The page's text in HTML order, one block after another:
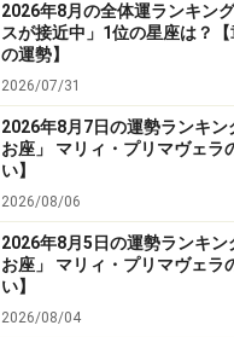
2026年8月の全体運ランキン
スが接近中」1位の星座は？
の運勢】
2026/07/31
2026年8月7日の運勢ランキン
お座」 マリィ・プリマヴェラ
い】
2026/08/06
2026年8月5日の運勢ランキン
お座」 マリィ・プリマヴェラ
い】
2026/08/04